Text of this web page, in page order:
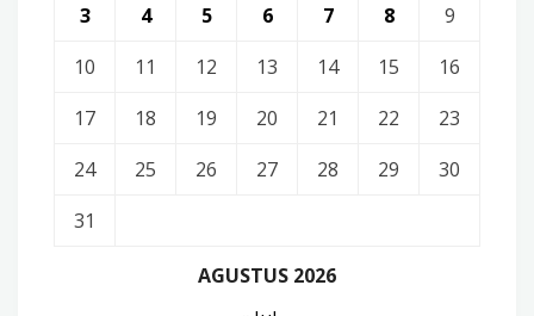
AGUSTUS 2026
3
4 5 6 7 8
9
10
11 12 13 14 15
16
17
18 19 20 21 22
23
24
25 26 27 28 29
30
31